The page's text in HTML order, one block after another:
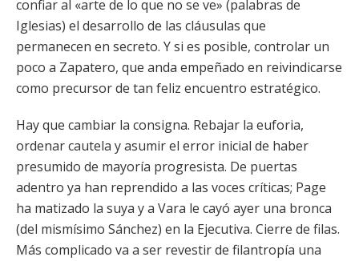
confiar al «arte de lo que no se ve» (palabras de
Iglesias) el desarrollo de las cláusulas que
permanecen en secreto. Y si es posible, controlar un
poco a Zapatero, que anda empeñado en reivindicarse
como precursor de tan feliz encuentro estratégico.
Hay que cambiar la consigna. Rebajar la euforia,
ordenar cautela y asumir el error inicial de haber
presumido de mayoría progresista. De puertas
adentro ya han reprendido a las voces críticas; Page
ha matizado la suya y a Vara le cayó ayer una bronca
(del mismísimo Sánchez) en la Ejecutiva. Cierre de filas.
Más complicado va a ser revestir de filantropía una